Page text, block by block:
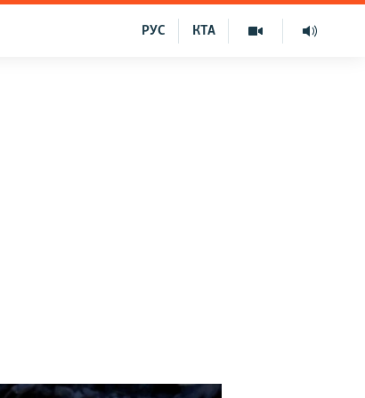
КТА
РУС